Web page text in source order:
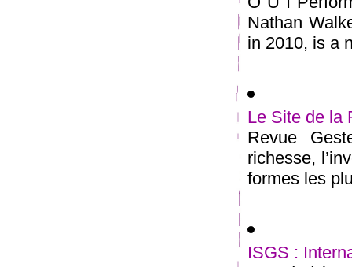
Nathan
in 2010, is a
Le Site de la
Revue
richesse,
formes les
ISGS :